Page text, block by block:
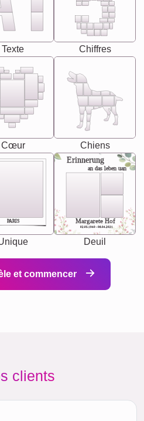
Texte Chiffres
Cœur Chiens
PARIS
Erinnerung
an das leben uan
Margarete Hof
02.05.1940 - 08.04.2021
Deuil
et commencer
clients